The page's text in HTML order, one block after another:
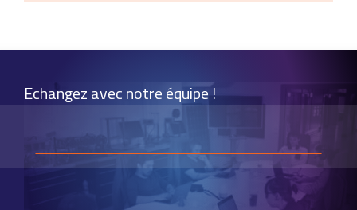
Echangez avec notre équipe !